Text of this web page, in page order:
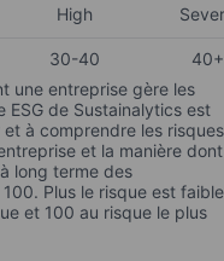
High
30-40
40+
une entreprise gère les
ESG de Sustainalytics est
à comprendre les risques
et la manière
long terme des
Plus le risque est
et 100 au risque le plus